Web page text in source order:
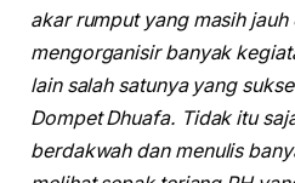
akar rumput yang masih
mengorganisir banyak
lain salah satunya yang
Dompet Dhuafa. Tidak itu
berdakwah dan menulis